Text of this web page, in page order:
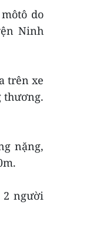
do
Ninh
trên xe
thương.
nặng,
2 người